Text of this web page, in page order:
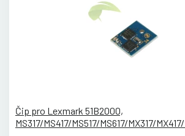
Čip pro Lexmark 51B2000,
MS317/MS417/MS517/MS617/MX317/